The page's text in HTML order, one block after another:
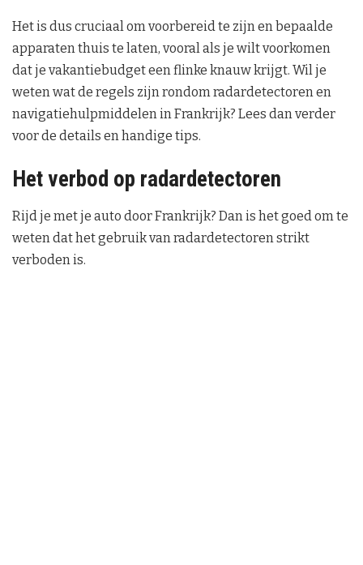
Het is dus cruciaal om voorbereid te zijn en bepaalde
apparaten thuis te laten, vooral als je wilt voorkomen
dat je vakantiebudget een flinke knauw krijgt. Wil je
weten wat de regels zijn rondom radardetectoren en
navigatiehulpmiddelen in Frankrijk? Lees dan verder
voor de details en handige tips.
Het verbod op radardetectoren
Rijd je met je auto door Frankrijk? Dan is het goed om te
weten dat het gebruik van radardetectoren strikt
verboden is.